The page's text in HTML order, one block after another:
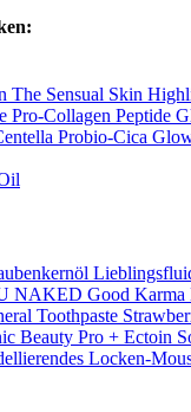
The Sensual Skin
Pro-Collagen Peptide
Probio-Cica
NAKED Good Karma
Toothpaste
Beauty Pro + Ectoin
Locken-